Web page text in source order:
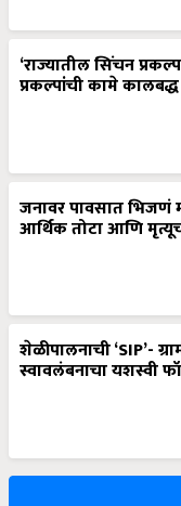
‘राज्यातील सिंचन
प्रकल्पांची कामे कालबद्ध
जनावर पावसात
आर्थिक तोटा आणि
शेळीपालनाची ‘SIP’-
स्वावलंबनाचा यशस्वी